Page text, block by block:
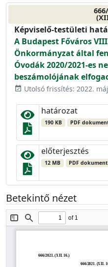
Képviselő-testületi
A Budapest Főváros
Önkormányzat által
Óvodák 2020/2021-es
beszámolójának
event_available Utolsó frissítés: 2022.
határozat
190 KB PDF
előterjesztés
12 MB PDF
Betekintő nézet